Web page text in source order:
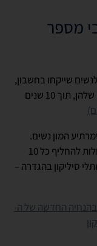
מספר
שייקחו בחשבון,
שיכול להיות שיצטרכו להחליף את המשתלים שלהן, תוך 10 שנים
10 שנים, מה שמרתיע המון נשים.
עדיף לי שנשים ימנעו מלעשות משהו שהן עלולות להחליף כל 10
סיליקון בהגדרה –
בהנחיה החדשה של ה-